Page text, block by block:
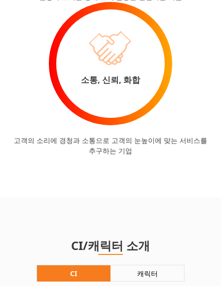
소통, 신뢰, 화합
고객의 소리에 경청과 소통으로 고객의 눈높이에 맞는 서비스를
추구하는 기업
CI/캐릭터 소개
CI 캐릭터